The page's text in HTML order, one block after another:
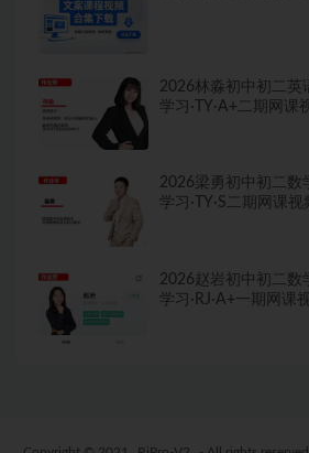
2026林淼初中初二英
学习·TY·A+二期网课
2026梁勇初中初二数
学习·TY·S二期网课视
2026赵岩初中初二数
学习·RJ·A+一期网课